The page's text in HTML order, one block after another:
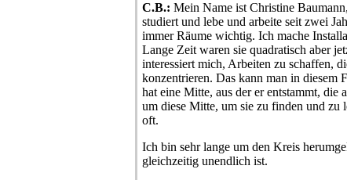
C.B.: Mein Name ist Christine
studiert und lebe und arbeite seit zwei
immer Räume wichtig. Ich mache
Lange Zeit waren sie quadratisch aber
interessiert mich, Arbeiten zu schaffen,
konzentrieren. Das kann man in diesem
hat eine Mitte, aus der er entstammt, die
um diese Mitte, um sie zu finden und zu
oft.
Ich bin sehr lange um den Kreis
gleichzeitig unendlich ist.